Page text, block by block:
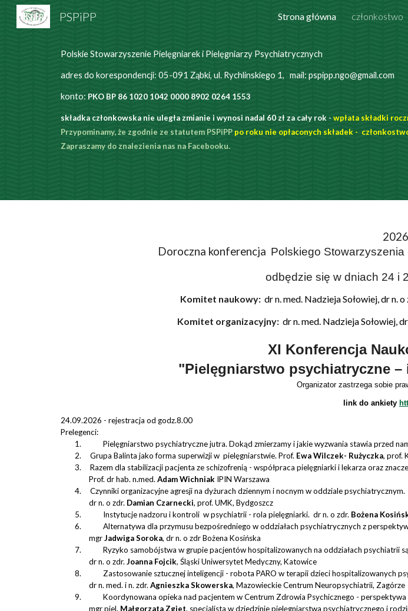
Skip to main content
PSPiPP Strona główna członkostwo
Polskie Stowarzyszenie Pielęgniarek i Pielęgniarzy Psychiatrycznych
adres do korespondencji: 05-091 Ząbki, ul. Rychlinskiego 1, mail: pspipp.ngo@gmail.com
konto: PKO BP 86 1020 1042 0000 8902 0264 1553
składka członkowska nie uległa zmianie i wynosi nadal 60 zł za cały rok - wpłata składki
Przypominamy, że zgodnie ze statutem PSPiPP po roku nie opłaconych składek -
Zapraszamy do znalezienia nas na Facebooku.
2026
Doroczna konferencja Polskiego
odbędzie się w dniach 24 i
Komitet naukowy: dr n. med. Nadzieja Sołowiej,dr n.
Komitet organizacyjny: dr n. med. Nadzieja Sołowiej,d
XI Konferencja
"Pielęgniarstwo psychiatryczne
Organizator zastrzega sobie
link do ankiety
24.09.2026 - rejestracja od godz.8.00
Prelegenci:
1.
Pielęgniarstwo psychiatryczne jutra. Dokąd zmierzamy i jakie wyzwania stawia przed
2. Grupa Balinta jako forma superwizji w pielęgniarstwie.Prof.Ewa Wilczek- Rużyczka, prof.
3. Razem dla stabilizacji pacjenta ze schizofrenią - współpraca pielęgniarki i lekarza oraz
Prof. dr hab. n.med.Adam Wichniak IPIN Warszawa
4. Czynniki organizacyjne agresji na dyżurach dziennym i nocnym w oddziale psychiatrycznym.
dr n. o zdr. Damian Czarnecki, prof. UMK, Bydgoszcz
5.
Instytucje nadzoru i kontroli w psychiatrii - rola pielęgniarki. dr n. o zdr. Bożena
6.
Alternatywa dla przymusu bezpośredniego w oddziałach psychiatrycznych z
mgrJadwiga Soroka, dr n. o zdr Bożena Kosińska
7.
Ryzyko samobójstwa w grupie pacjentów hospitalizowanych na oddziałach psychiatrii
dr n. o zdr.Joanna Fojcik, Śląski Uniwersytet Medyczny, Katowice
8.
Zastosowanie sztucznej inteligencji - robota PARO w terapii dzieci hospitalizowanych
dr n. med. i n. zdr.Agnieszka Skowerska, Mazowieckie Centrum Neuropsychiatrii, Zagórze
9.
Koordynowana opieka nad pacjentem w Centrum Zdrowia Psychicznego -
mgr piel. Małgorzata Zgiet, specjalista w dziedzinie pielęgniarstwa psychiatrycznego i